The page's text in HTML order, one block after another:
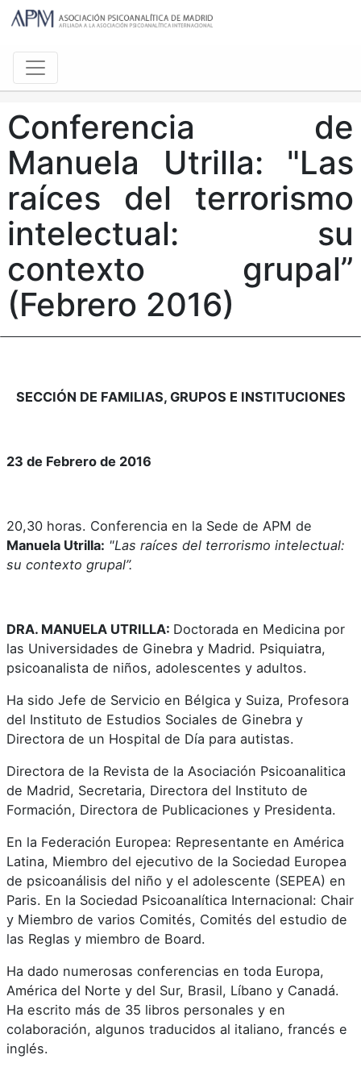
Conferencia de
Manuela Utrilla: "Las
raíces del terrorismo
intelectual: su
contexto grupal”
(Febrero 2016)
SECCIÓN DE FAMILIAS, GRUPOS E INSTITUCIONES
23 de Febrero de 2016
20,30 horas. Conferencia en la Sede de APM de
Manuela Utrilla: "Las raíces del terrorismo intelectual:
su contexto grupal”.
DRA. MANUELA UTRILLA: Doctorada en Medicina por
las Universidades de Ginebra y Madrid. Psiquiatra,
psicoanalista de niños, adolescentes y adultos.
Ha sido Jefe de Servicio en Bélgica y Suiza, Profesora
del Instituto de Estudios Sociales de Ginebra y
Directora de un Hospital de Día para autistas.
Directora de la Revista de la Asociación Psicoanalitica
de Madrid, Secretaria, Directora del Instituto de
Formación, Directora de Publicaciones y Presidenta.
En la Federación Europea: Representante en América
Latina, Miembro del ejecutivo de la Sociedad Europea
de psicoanálisis del niño y el adolescente (SEPEA) en
Paris. En la Sociedad Psicoanalítica Internacional: Chair
y Miembro de varios Comités, Comités del estudio de
las Reglas y miembro de Board.
Ha dado numerosas conferencias en toda Europa,
América del Norte y del Sur, Brasil, Líbano y Canadá.
Ha escrito más de 35 libros personales y en
colaboración, algunos traducidos al italiano, francés e
inglés.